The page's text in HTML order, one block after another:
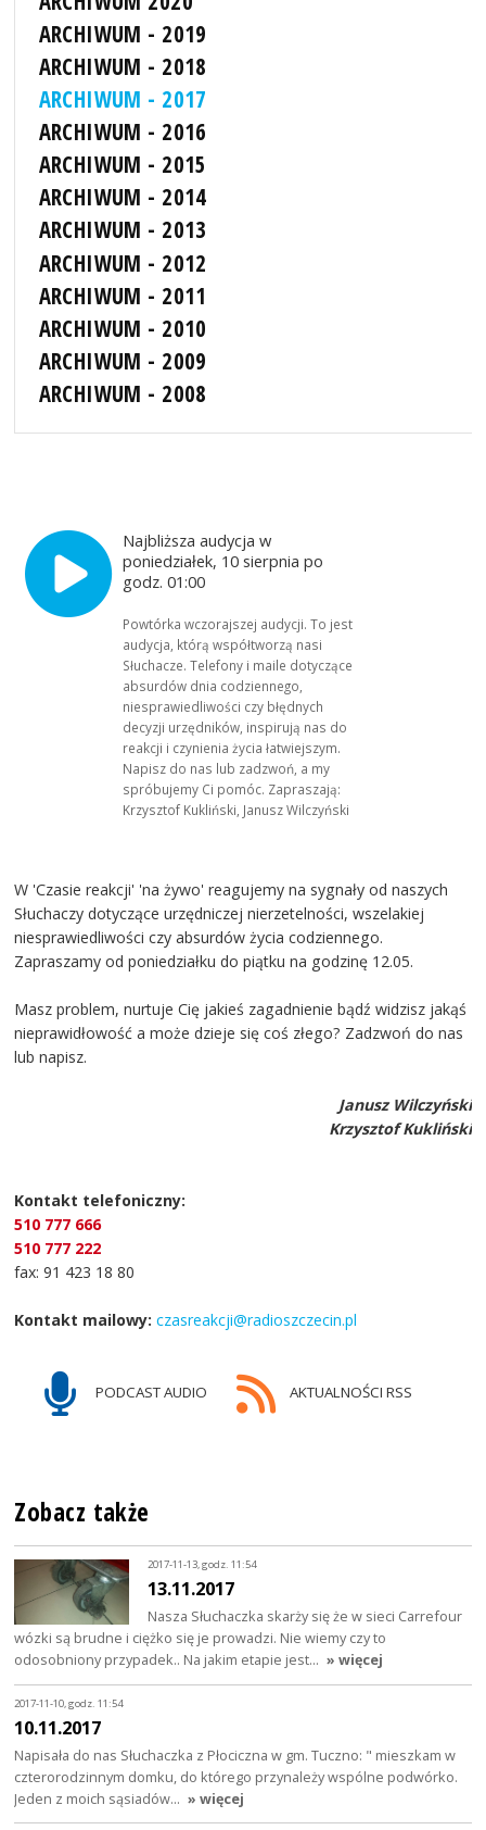
ARCHIWUM - 2019
ARCHIWUM - 2018
ARCHIWUM - 2017
ARCHIWUM - 2016
ARCHIWUM - 2015
ARCHIWUM - 2014
ARCHIWUM - 2013
ARCHIWUM - 2012
ARCHIWUM - 2011
ARCHIWUM - 2010
ARCHIWUM - 2009
ARCHIWUM - 2008
Najbliższa audycja w
poniedziałek, 10 sierpnia po
godz. 01:00
Powtórka wczorajszej audycji. To jest
audycja, którą współtworzą nasi
Słuchacze. Telefony i maile dotyczące
absurdów dnia codziennego,
niesprawiedliwości czy błędnych
decyzji urzędników, inspirują nas do
reakcji i czynienia życia łatwiejszym.
Napisz do nas lub zadzwoń, a my
spróbujemy Ci pomóc. Zapraszają:
Krzysztof Kukliński, Janusz Wilczyński
W 'Czasie reakcji' 'na żywo' reagujemy na sygnały od naszych
Słuchaczy dotyczące urzędniczej nierzetelności, wszelakiej
niesprawiedliwości czy absurdów życia codziennego.
Zapraszamy od poniedziałku do piątku na godzinę 12.05.
Masz problem, nurtuje Cię jakieś zagadnienie bądź widzisz jakąś
nieprawidłowość a może dzieje się coś złego? Zadzwoń do nas
lub napisz.
Janusz Wilczyński
Krzysztof Kukliński
Kontakt telefoniczny:
510 777 666
510 777 222
fax: 91 423 18 80
Kontakt mailowy: czasreakcji@radioszczecin.pl
PODCAST AUDIO AKTUALNOŚCI RSS
Zobacz także
2017-11-13, godz. 11:54
13.11.2017
Nasza Słuchaczka skarży się że w sieci Carrefour
wózki są brudne i ciężko się je prowadzi. Nie wiemy czy to
odosobniony przypadek.. Na jakim etapie jest… » więcej
2017-11-10, godz. 11:54
10.11.2017
Napisała do nas Słuchaczka z Płociczna w gm. Tuczno: " mieszkam w
czterorodzinnym domku, do którego przynależy wspólne podwórko.
Jeden z moich sąsiadów… » więcej